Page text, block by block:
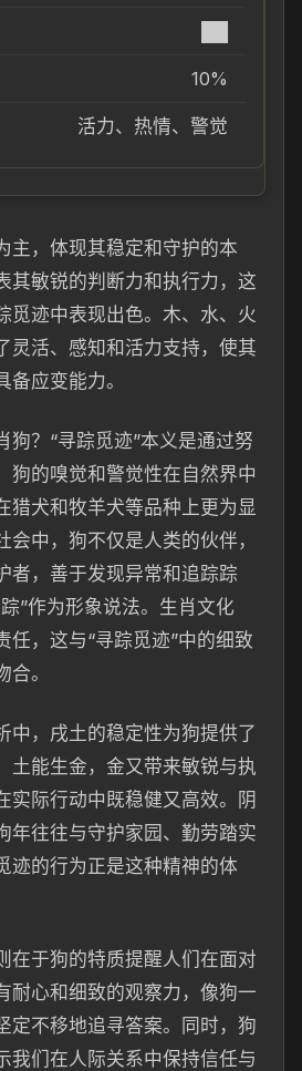
10%
活力、热情、警觉
主，体现其稳定和守护的本
其敏锐的判断力和执行力，这
觅迹中表现出色。木、水、火
灵活、感知和活力支持，使其
应变能力。
狗？“寻踪觅迹”本义是通过努
狗的嗅觉和警觉性在自然界中
猎犬和牧羊犬等品种上更为显
会中，狗不仅是人类的伙伴，
者，善于发现异常和追踪踪
”作为形象说法。生肖文化
任，这与“寻踪觅迹”中的细致
。
中，戌土的稳定性为狗提供了
土能生金，金又带来敏锐与执
实际行动中既稳健又高效。阴
年往往与守护家园、勤劳踏实
迹的行为正是这种精神的体
在于狗的特质提醒人们在面对
耐心和细致的观察力，像狗一
定不移地追寻答案。同时，狗
我们在人际关系中保持信任与